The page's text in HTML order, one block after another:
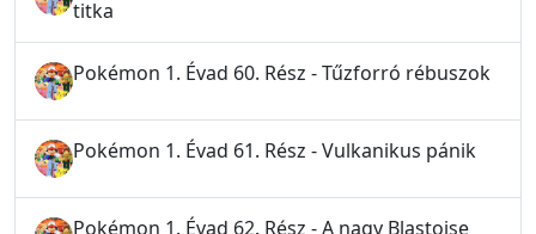
titka
Pokémon 1. Évad 60. Rész - Tűzforró rébuszok
Pokémon 1. Évad 61. Rész - Vulkanikus pánik
Pokémon 1. Évad 62. Rész - A nagy Blastoise